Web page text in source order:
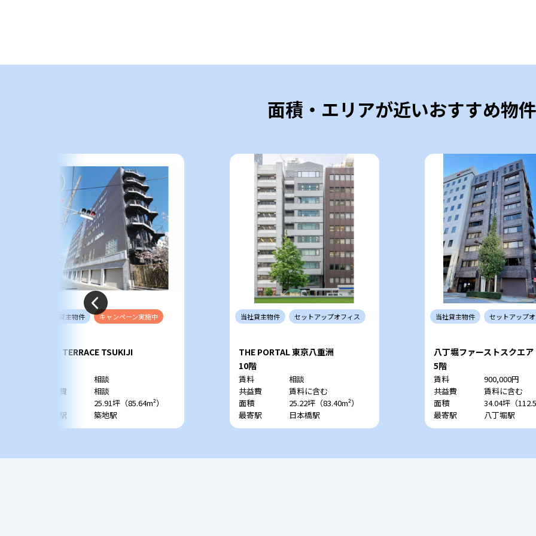
面積・エリアが近いおすすめ物件
貸主物件 キャンペーン実施中
THE TERRACE TSUKIJI
相談
共益費
相談
25.91坪（85.64m²）
最寄駅
築地駅
当社貸主物件 セットアップオフィス
THE PORTAL 東京八重洲
10階
賃料
相談
共益費
賃料に含む
面積
25.22坪（83.40m²）
最寄駅
日本橋駅
当社貸主物件 セットアップ
八丁堀ファーストスクエア
5階
賃料
900,000円
共益費
賃料に含む
面積
34.04坪（
最寄駅
八丁堀駅